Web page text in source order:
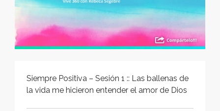
Siempre Positiva – Sesión 1 :: Las ballenas de
la vida me hicieron entender el amor de Dios